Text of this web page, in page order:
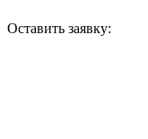
Оставить заявку: